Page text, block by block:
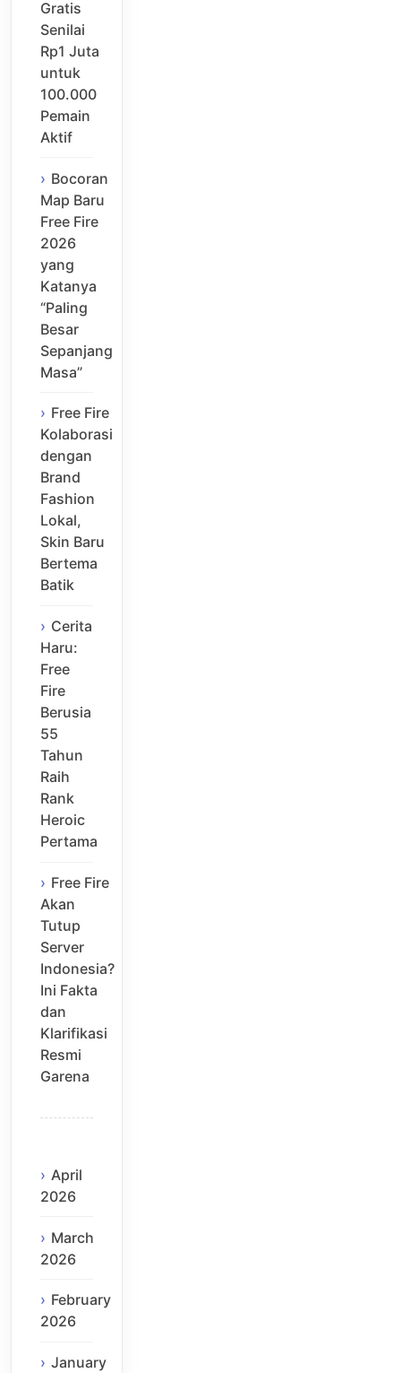
Gratis
Senilai
Rp1 Juta
untuk
100.000
Pemain
Aktif
Bocoran
Map Baru
Free Fire
2026
yang
Katanya
“Paling
Besar
Sepanjang
Masa”
Free Fire
Kolaborasi
dengan
Brand
Fashion
Lokal,
Skin Baru
Bertema
Batik
Cerita
Haru:
Free
Fire
Berusia
55
Tahun
Raih
Rank
Heroic
Pertama
Free Fire
Akan
Tutup
Server
Indonesia?
Ini Fakta
dan
Klarifikasi
Resmi
Garena
April
2026
March
2026
February
2026
January